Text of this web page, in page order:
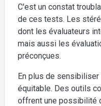
C'est un constat
de ces tests. Les
dont les évaluateurs
mais aussi les
préconçues.
En plus de
équitable. Des outils
offrent une possibilité